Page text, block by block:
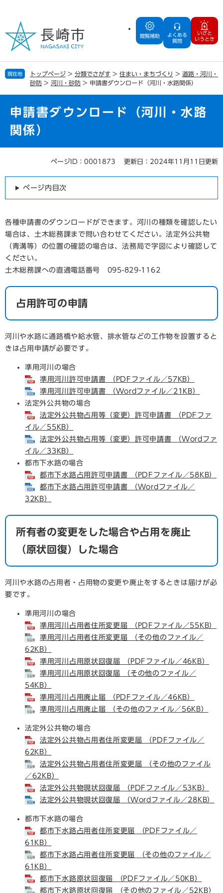
の
で
す
ー
ば
し
閲覧補助
よくある
質問
いざと
いうとき
現在地 トップページ > 分類でさがす > 住まい・まちづくり > 道路・河川・
砂防 > 河川・砂防 > 申請書ダウンロード（河川・水路関係）
申請書ダウンロード（河川・水路
関係）
ページID：0001873 更新日：2024年11月11日更新
ページ内目次
各種申請書のダウンロードができます。河川の種類を確認したい
場合は、土木総務課まで問い合わせてください。法定外公共物
（青溝等）の位置の確認の場合は、法務局で字図により確認して
ください。
土木総務課への直通電話番号 095-829-1162
占用許可の申請
河川や水路に通路橋や給水管、排水管などの工作物を設置すると
きは占用申請が必要です。
準用河川の場合
準用河川許可申請書 （PDFファイル／57KB）
準用河川許可申請書 （Wordファイル／21KB）
法定外公共物の場合
法定外公共物占用等（変更）許可申請書 （PDFファ
イル／55KB）
法定外公共物占用等（変更）許可申請書 （Wordファ
イル／33KB）
都市下水路の場合
都市下水路占用許可申請書 （PDFファイル／58KB）
都市下水路占用許可申請書 （Wordファイル／
32KB）
所有者の変更をした場合や占用を廃止
（原状回復）した場合
河川や水路の占用者・占用物の変更や廃止をするときは届けが必
要です。
準用河川の場合
準用河川占用者住所変更届 （PDFファイル／55KB）
準用河川占用者住所変更届 （その他のファイル／
62KB）
準用河川占用原状回復届 （PDFファイル／46KB）
準用河川占用原状回復届 （その他のファイル／
54KB）
準用河川占用廃止届 （PDFファイル／46KB）
準用河川占用廃止届 （その他のファイル／56KB）
法定外公共物の場合
法定外公共物占用者住所変更届 （PDFファイル／
62KB）
法定外公共物占用者住所変更届 （その他のファイル
／62KB）
法定外公共物現状回復届 （PDFファイル／53KB）
法定外公共物現状回復届 （Wordファイル／28KB）
都市下水路の場合
都市下水路占用者住所変更届 （PDFファイル／
61KB）
都市下水路占用者住所変更届 （その他のファイル／
61KB）
都市下水路原状回復届 （PDFファイル／50KB）
都市下水路原状回復届 （その他のファイル／52KB）